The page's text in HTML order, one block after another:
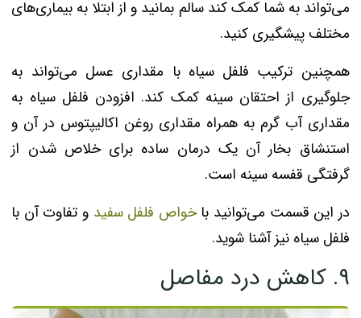
می‌تواند به شما کمک کند سالم بمانید و از ابتلا به بیماری‌های
مختلف پیشگیری کنید.
همچنین ترکیب فلفل سیاه با مقداری عسل می‌تواند به
جلوگیری از احتقان سینه کمک کند. افزودن فلفل سیاه به
مقداری آب گرم به همراه مقداری روغن اکالیپتوس در آن و
استنشاق بخار آن یک درمان ساده برای خلاص شدن از
گرفتگی قفسه سینه است.
در این قسمت می‌توانید باخواص فلفل سفید و تفاوت آن با
فلفل سیاه نیز آشنا شوید.
۹. کاهش درد مفاصل